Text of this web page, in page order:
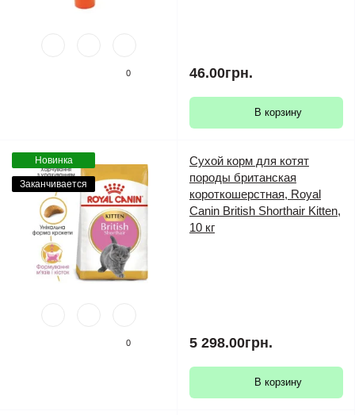
0 46.00грн.
В корзину
Новинка
Заканчивается
0
Сухой корм для котят
породы британская
короткошерстная, Royal
Canin British Shorthair Kitten,
10 кг
5 298.00грн.
В корзину